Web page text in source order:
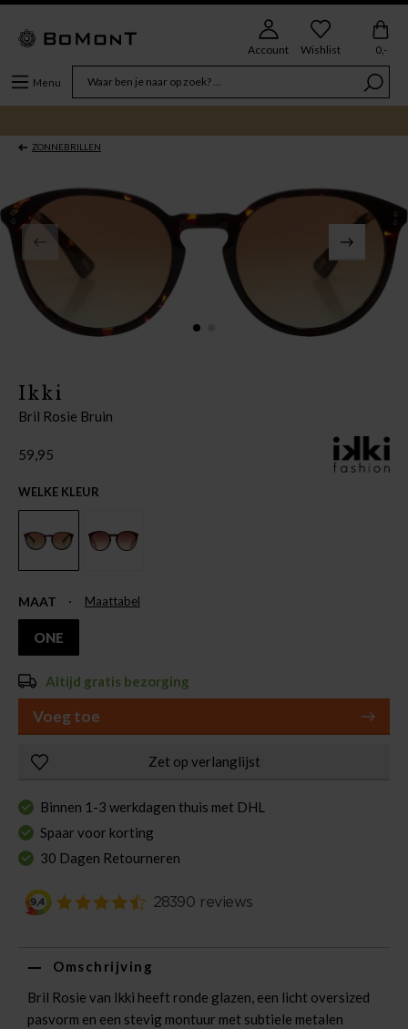
Menu
Account Wishlist 0,-
ZONNEBRILLEN
Ikki
Bril Rosie Bruin
59,95
WELKE KLEUR
MAAT Maattabel
ONE
Altijd gratis bezorging
Voeg toe
Zet op verlanglijst
Binnen 1-3 werkdagen thuis met DHL
Spaar voor korting
30 Dagen Retourneren
Omschrijving
Bril Rosie van Ikki heeft ronde glazen, een licht oversized
pasvorm en een stevig montuur met subtiele metalen